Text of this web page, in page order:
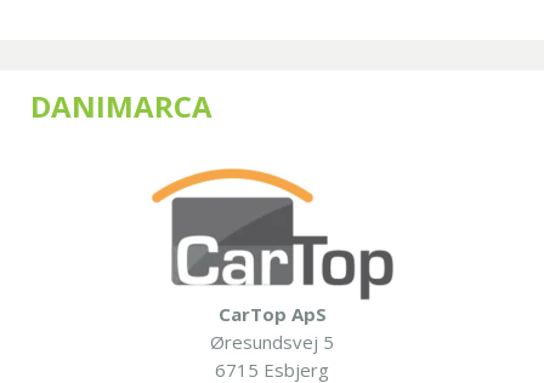
DANIMARCA
CarTop ApS
Øresundsvej 5
6715 Esbjerg